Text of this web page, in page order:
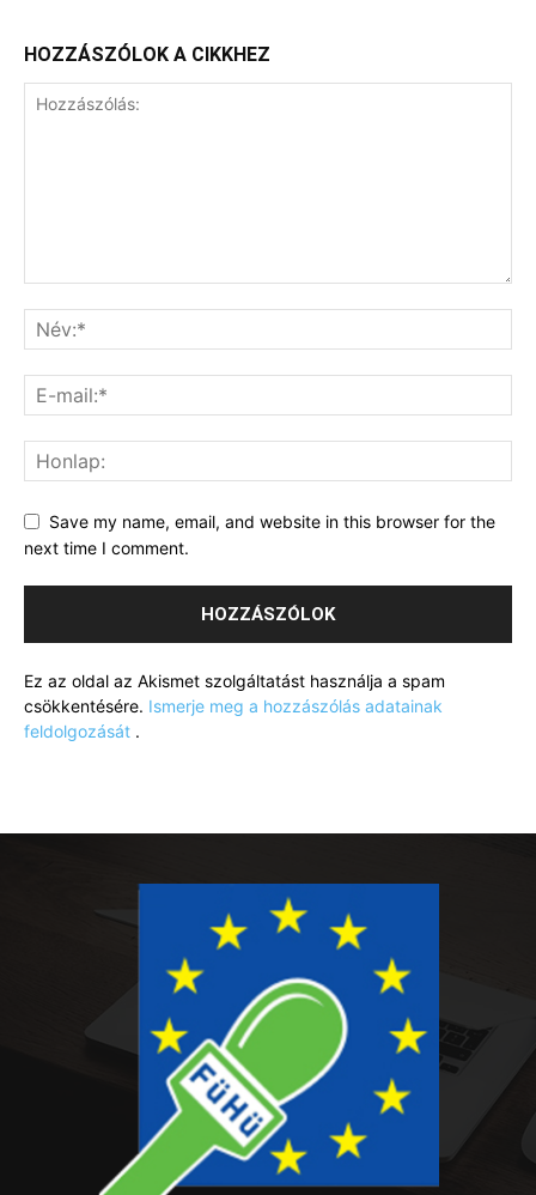
HOZZÁSZÓLOK A CIKKHEZ
Save my name, email, and website in this browser for the
next time I comment.
Ez az oldal az Akismet szolgáltatást használja a spam
csökkentésére. Ismerje meg a hozzászólás adatainak
feldolgozását .